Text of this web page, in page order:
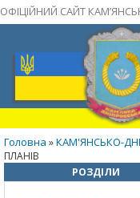
ОФІЦІЙНИЙ САЙТ
Головна »КАМ'ЯНСЬКО-
ПЛАНІВ
РОЗДІЛИ